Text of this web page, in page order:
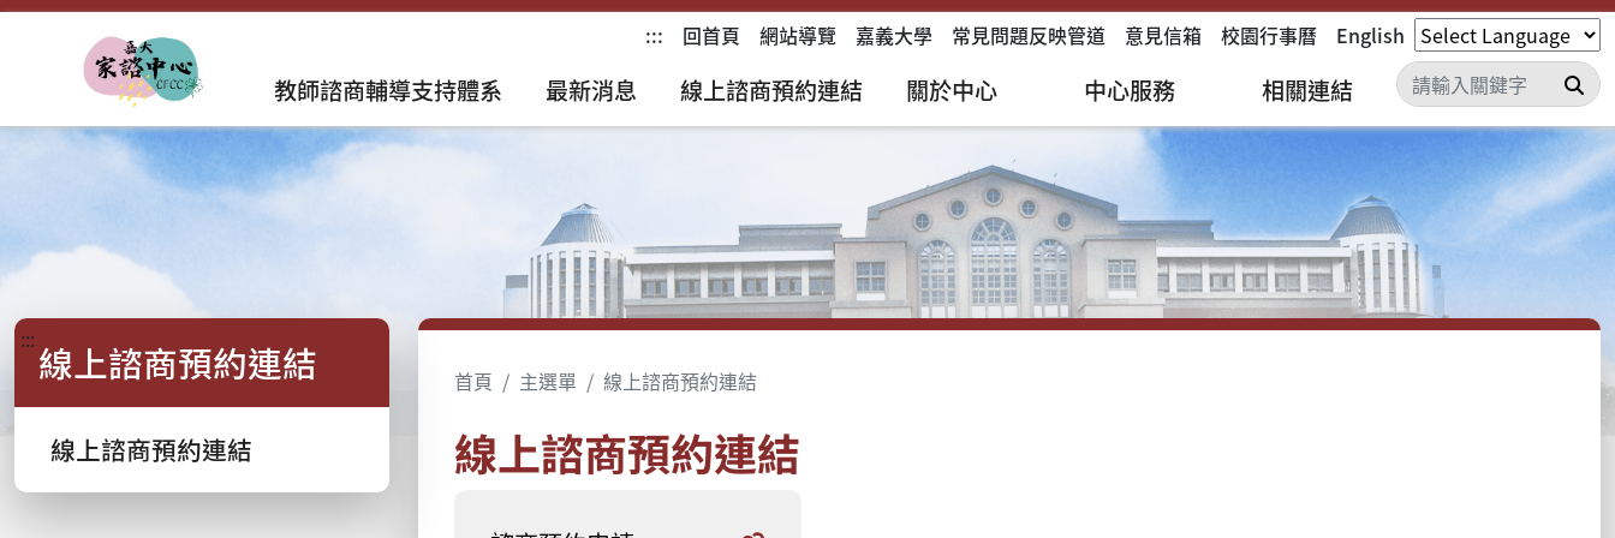
::: 回首頁 網站導覽 嘉義大學 常見問題反映管道 意見信箱 校園行事曆 English
教師諮商輔導支持體系 最新消息 線上諮商預約連結 關於中心 中心服務 相關連結 搜
::: 線上諮商預約連結
線上諮商預約連結
首頁 主選單 線上諮商預約連結
線上諮商預約連結